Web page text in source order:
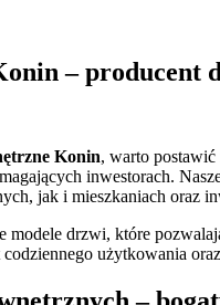
– producent
Konin, warto postawić
inwestorach.
jak i mieszkaniach oraz
modele drzwi, które
użytkowania oraz